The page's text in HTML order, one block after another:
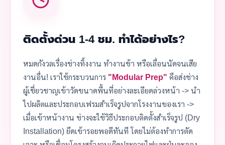
ติดตั้งด่วน 1-4 ชม. ทำได้อย่างไร?
หมดกังวลเรื่องช่างทิ้งงาน ทำงานช้า หรือเลื่อนนัดจนเสีย
งานอื่น! เราใช้กระบวนการ "Modular Prep" คือส่งช่าง
ผู้เชี่ยวชาญเข้าวัดขนาดพื้นที่อย่างละเอียดล่วงหน้า -> นำ
ไปผลิตและประกอบเฟรมสำเร็จรูปจากโรงงานของเรา ->
เมื่อเข้าหน้างาน ช่างจะใช้วิธีประกอบติดตั้งสำเร็จรูป (Dry
Installation) ยึดเข้ารอยพอดีทันที โดยไม่ต้องทำการตัด